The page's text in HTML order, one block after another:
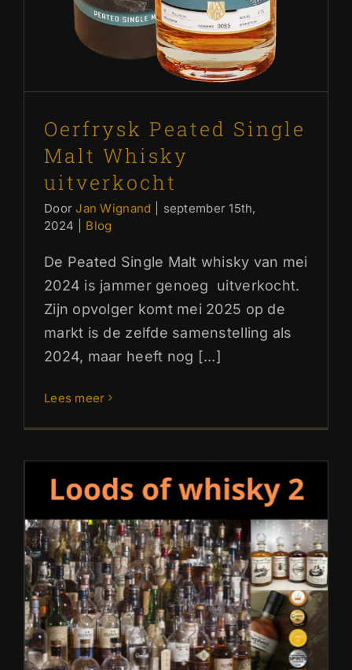
Oerfrysk Peated Single
Malt Whisky
uitverkocht
DoorJan Wignand
september 15th,
2024
Blog
De Peated Single Malt whisky van mei
2024 is jammer genoeg uitverkocht.
Zijn opvolger komt mei 2025 op de
markt is de zelfde samenstelling als
2024, maar heeft nog [...]
Lees meer